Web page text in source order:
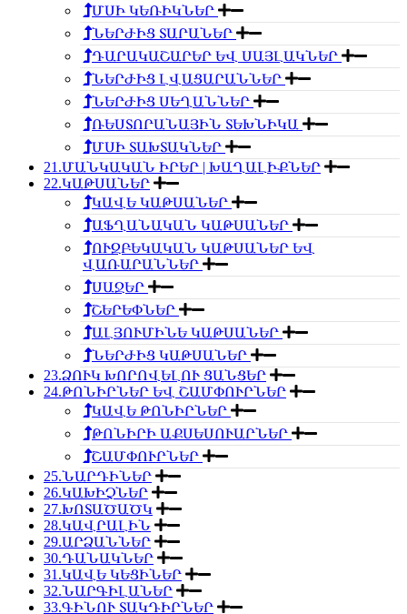
ՄՍԻ ԿԵՌԻԿՆԵՐ
ՆԵՐԺԻՑ ՏԱՐԱՆԵՐ
ԴԱՐԱԿԱՇԱՐԵՐ ԵՎ ՍԱՅԼԱԿՆԵՐ
ՆԵՐԺԻՑ ԼՎԱՑԱՐԱՆՆԵՐ
ՆԵՐԺԻՑ ՍԵՂԱՆՆԵՐ
ՌԵՍՏՈՐԱՆԱՅԻՆ ՏԵԽՆԻԿԱ
ՄՍԻ ՏԱԽՏԱԿՆԵՐ
21.ՄԱՆԿԱԿԱՆ ԻՐԵՐ | ԽԱՂԱԼԻՔՆԵՐ
22.ԿԱԹՍԱՆԵՐ
ԿԱՎԵ ԿԱԹՍԱՆԵՐ
ԱՖՂԱՆԱԿԱՆ ԿԱԹՍԱՆԵՐ
ՈՒԶԲԵԿԱԿԱՆ ԿԱԹՍԱՆԵՐ ԵՎ
ՎԱՌԱՐԱՆՆԵՐ
ՍԱՋԵՐ
ՇԵՐԵՓՆԵՐ
ԱԼՅՈՒՄԻՆԵ ԿԱԹՍԱՆԵՐ
ՆԵՐԺԻՑ ԿԱԹՍԱՆԵՐ
23.ՁՈՒԿ ԽՈՐՈՎԵԼՈՒ ՑԱՆՑԵՐ
24.ԹՈՆԻՐՆԵՐ ԵՎ ՇԱՄՓՈՒՐՆԵՐ
ԿԱՎԵ ԹՈՆԻՐՆԵՐ
ԹՈՆԻՐԻ ԱՔՍԵՍՈՒԱՐՆԵՐ
ՇԱՄՓՈՒՐՆԵՐ
25.ՆԱՐԴԻՆԵՐ
26.ԿԱԽԻՉՆԵՐ
27.ԽՈՏԱԾԱԾԿ
28.ԿԱՎՐԱԼԻՆ
29.ԱՐՁԱՆՆԵՐ
30.ԴԱՆԱԿՆԵՐ
31.ԿԱՎԵ ԿԵՑԻՆԵՐ
32.ՆԱՐԳԻԼԱՆԵՐ
33.ԳԻՆՈՒ ՏԱԿԴԻՐՆԵՐ